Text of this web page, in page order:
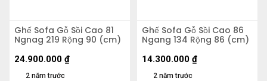
Ghế Sofa Gỗ Sồi Cao 81
Ngnag 219 Rộng 90 (cm)
2 năm trước
24.900.000 ₫
Ghế Sofa Gỗ Sồi Cao 86
Ngang 134 Rộng 86 (cm)
2 năm trước
14.300.000 ₫